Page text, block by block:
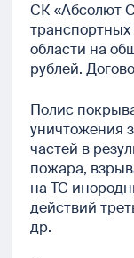
СК «Абсолют
области на
рублей.
Полис
уничтожения
частей в
пожара,
на ТС
действий
др.